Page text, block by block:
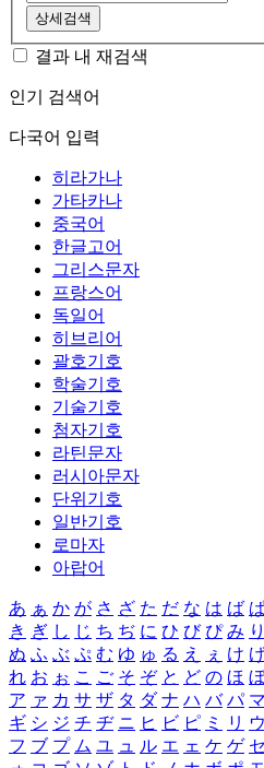
상세검색
결과 내 재검색
인기 검색어
다국어 입력
히라가나
가타카나
중국어
한글고어
그리스문자
프랑스어
독일어
히브리어
괄호기호
학술기호
기술기호
첨자기호
라틴문자
러시아문자
단위기호
일반기호
로마자
아랍어
あ ぁ か が さ ざ た だ な は ば
き ぎ し じ ち ぢ に ひ び ぴ み り
ぬ ふ ぶ ぷ む ゆ ゅ る え ぇ け げ
れ お ぉ こ ご そ ぞ と ど の ほ
ア ァ カ サ ザ タ ダ ナ ハ バ パ マ
ギ シ ジ チ ヂ ニ ヒ ビ ピ ミ リ ウ
フ ブ プ ム ユ ュ ル エ ェ ケ ゲ セ